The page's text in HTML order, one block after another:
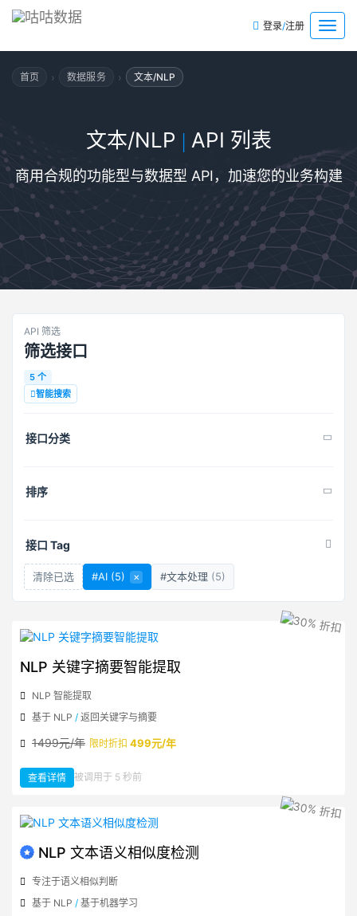
菜
单
登录/注册
首页 › 数据服务 › 文本/NLP
文本/NLP | API 列表
商用合规的功能型与数据型 API，加速您的业务构建
API 筛选
筛选接口
5 个
智能搜索
接口分类
排序
接口 Tag
清除已选 #AI (5) × #文本处理 (5)
NLP 关键字摘要智能提取
NLP 智能提取
基于 NLP / 返回关键字与摘要
1499元/年 限时折扣 499元/年
查看详情 ：
NLP
摘
要
智
提
取
被调用于 5 秒前
NLP 文本语义相似度检测
专注于语义相似判断
基于 NLP / 基于机器学习